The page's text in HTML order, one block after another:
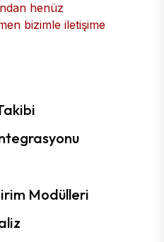
henüz
bizimle iletişime
Modülleri